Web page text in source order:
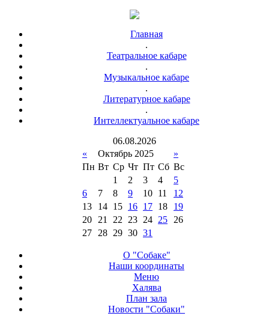
Главная
.
Театральное кабаре
.
Музыкальное кабаре
.
Литературное кабаре
.
Интеллектуальное кабаре
06.08.2026
«
Октябрь 2025
»
Пн Вт Ср Чт Пт Сб Вс
1
2 3 4
5
6
7 8 9 10 11
12
13
14 15 16 17 18
19
20
21 22 23 24 25
26
27
28 29 30 31
О "Собаке"
Наши координаты
Меню
Халява
План зала
Новости "Собаки"